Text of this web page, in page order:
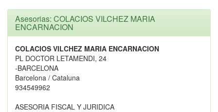
Asesorias: COLACIOS VILCHEZ MARIA
ENCARNACION
COLACIOS VILCHEZ MARIA ENCARNACION
PL DOCTOR LETAMENDI, 24
-BARCELONA
Barcelona / Cataluna
934549962
ASESORIA FISCAL Y JURIDICA